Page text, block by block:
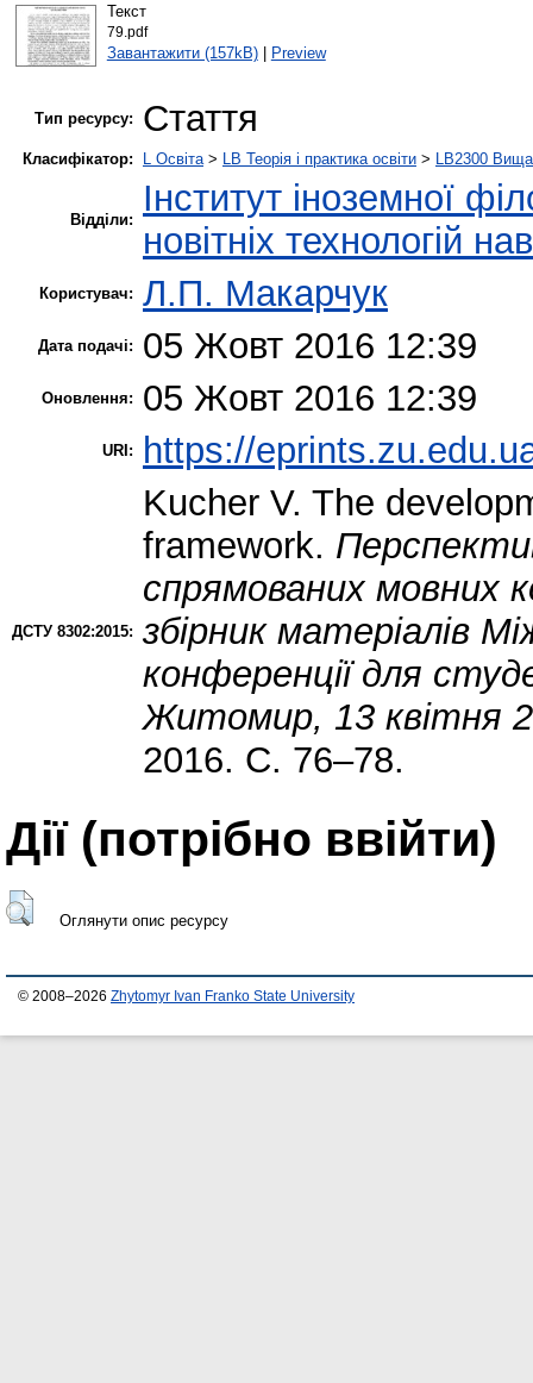
Текст
79.pdf
Завантажити (157kB)| Preview
Тип ресурсу: Стаття
Класифікатор: L Освіта> LB Теорія і практика освіти > LB2300 Вища
Відділи:
Інститут іноземної
новітніх технологій
Користувач: Л.П. Макарчук
Дата подачі: 05 Жовт 2016 12:39
Оновлення: 05 Жовт 2016 12:39
URI: https://
ДСТУ 8302:2015:
Kucher V. The
framework.
спрямованих мовних
збірник матеріалів
конференції для
Житомир, 13 квітня
2016. С. 76–78.
Дії ​​(потрібно ввійти)
Оглянути опис ресурсу
© 2008–2026 Zhytomyr Ivan Franko State University